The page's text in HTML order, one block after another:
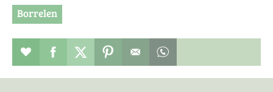
Borrelen
Restaurant toevoegen aan favorieten
Deel dit op facebook
Deel dit op twitter
Deel dit op pinterest